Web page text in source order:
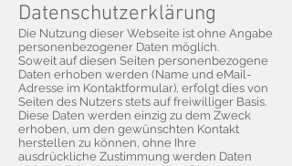
Datenschutzerklärung
Die Nutzung dieser Webseite ist ohne Angabe
personenbezogener Daten möglich.
Soweit auf diesen Seiten personenbezogene
Daten erhoben werden (Name und eMail-
Adresse im Kontaktformular), erfolgt dies von
Seiten des Nutzers stets auf freiwilliger Basis.
Diese Daten werden einzig zu dem Zweck
erhoben, um den gewünschten Kontakt
herstellen zu können, ohne Ihre
ausdrückliche Zustimmung werden Daten